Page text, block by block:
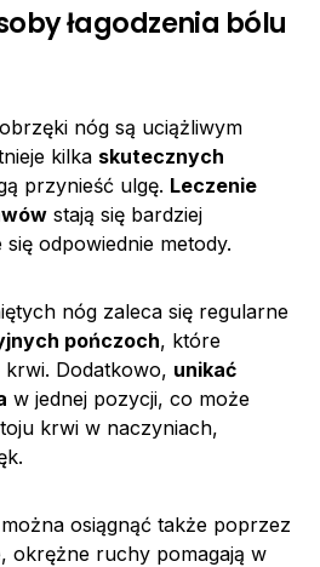
łagodzenia bólu
nóg są uciążliwym
kilka skutecznych
przynieść ulgę. Leczenie
stają się bardziej
odpowiednie metody.
nóg zaleca się regularne
pończoch, które
krwi. Dodatkowo, unikać
w jednej pozycji, co może
krwi w naczyniach,
osiągnąć także poprzez
okrężne ruchy pomagają w